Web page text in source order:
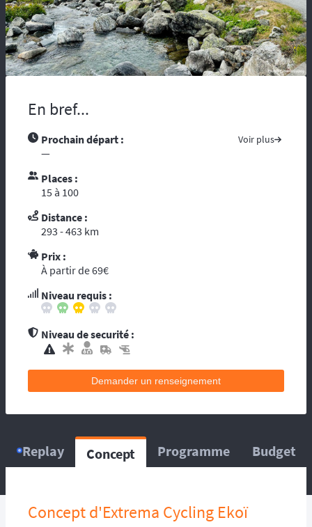
En bref...
Prochain départ : Voir plus
—
Places :
15 à 100
Distance :
293 - 463 km
Prix :
À partir de 69€
Niveau requis :
Niveau de securité :
maladie, vous risquez d’être coupés du
monde et de tous moyens de secours.
Compter sur l’assistance des autochtones
n’est pas toujours aisée …. Nous vous
recommandons de partir avec tous les
disponibles sur les pays traversés, prenez
avec vous les guides touristiques comme : «
crise mondiale, consultez le site du ministère
couverture à 100%, donc il est fortement
d’un téléphone ou d’une balise satellitaire.
L’organisation dispose d’un
vous vous reposez sur l’ouvreur et le
fermeur qui ont les compétences
d’intervention des premiers secours et les
L’organisation dispose de médecin(s), et
d’une équipe médicale. Ils se répartissent sur
le circuit, ou suivent la progression de la
course. La balise satellitaire est fortement
ambulance et/ou véhicule médicalisé à
poste ainsi que des médecins et équipes
médicales qui se répartissent sur le circuit,
d’ambulance, d’équipes médicales à poste
Demander un renseignement
Replay Concept Programme Budget
Concept d'Extrema Cycling Ekoï